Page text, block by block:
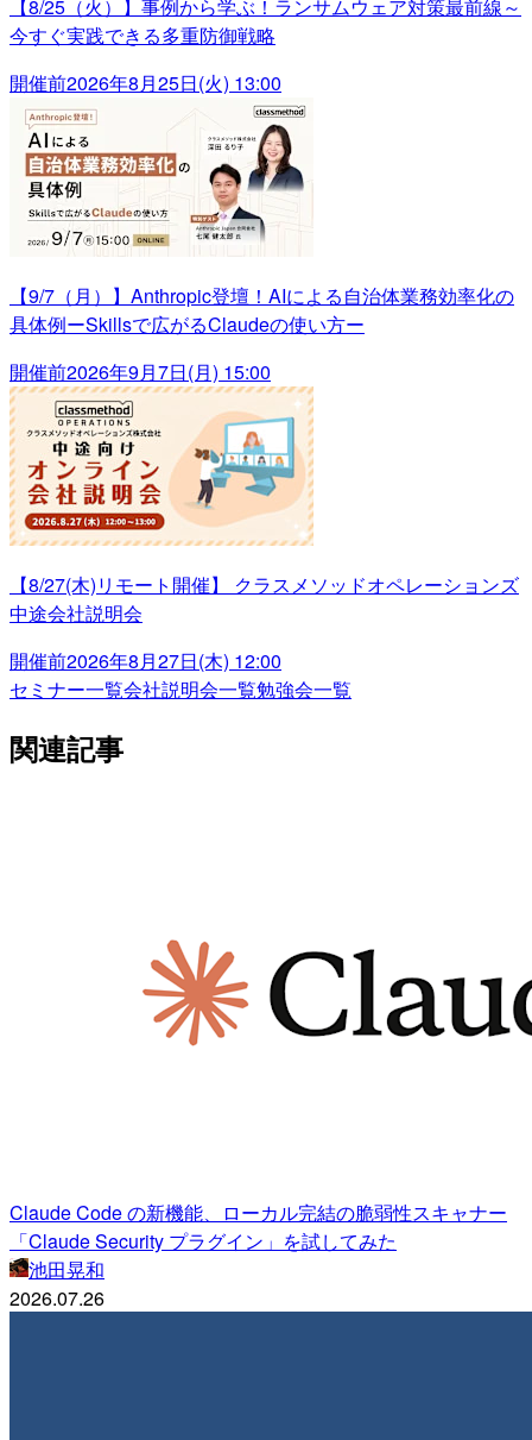
【8/25（火）】事例から学ぶ！ランサムウェア対策最前線～
今すぐ実践できる多重防御戦略
開催前2026年8月25日(火) 13:00
【9/7（月）】Anthropic登壇！AIによる自治体業務効率化の
具体例ーSkillsで広がるClaudeの使い方ー
開催前2026年9月7日(月) 15:00
【8/27(木)リモート開催】 クラスメソッドオペレーションズ
中途会社説明会
開催前2026年8月27日(木) 12:00
セミナー一覧会社説明会一覧勉強会一覧
関連記事
Claude Code の新機能、ローカル完結の脆弱性スキャナー
「Claude Security プラグイン」を試してみた
池田晃和
2026.07.26